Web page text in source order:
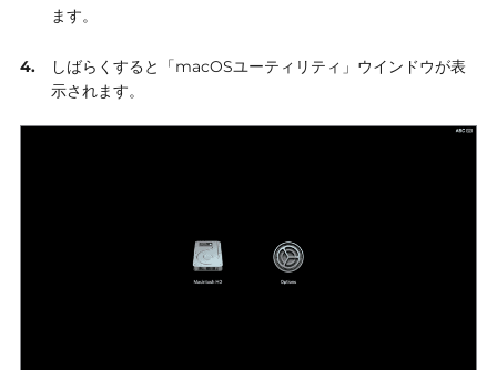
ます。
しばらくすると「macOSユーティリティ」ウインドウが表
示されます。